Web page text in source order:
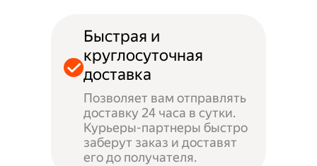
Быстрая и
круглосуточная
доставка
Позволяет вам отправлять
доставку 24 часа в сутки.
Курьеры-партнеры быстро
заберут заказ и доставят
его до получателя.